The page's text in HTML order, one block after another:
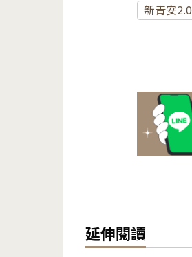
新青安2.0
延伸閱讀